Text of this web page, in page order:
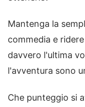
Mantenga la
commedia e
davvero l'ultima
l'avventura sono
Che punteggio si